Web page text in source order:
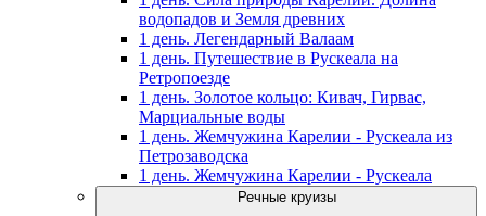
водопадов и Земля древних
1 день. Легендарный Валаам
1 день. Путешествие в Рускеала на
Ретропоезде
1 день. Золотое кольцо: Кивач, Гирвас,
Марциальные воды
1 день. Жемчужина Карелии - Рускеала из
Петрозаводска
1 день. Жемчужина Карелии - Рускеала
Речные круизы